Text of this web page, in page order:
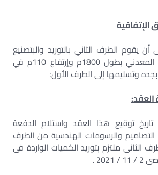
الإتفاقية
يقوم الطرف الثاني بالتوريد والبتصنيع
والتركيب للدرابزين المعدني بطول 1800م وإرتفاع 110م في
وتسليمها إلى الطرف الأول:
تاريخ توقيع هذا العقد واستلام الدفعة
التصاميم والرسومات الهندسية من الطرف
الثانى ملتزم بتوريد الكميات الواردة فى
.